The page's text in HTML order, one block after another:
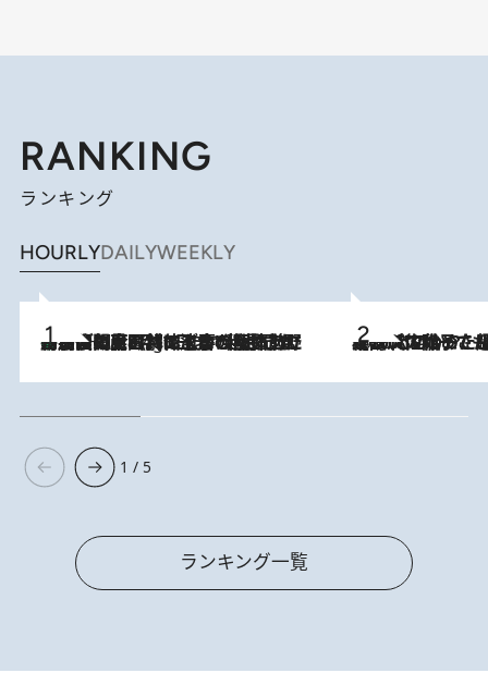
RANKING
ランキング
HOURLYDAILYWEEKLY
11 Hours Ago
「最後に見られてよかった」上野動物園の東園パンダ舎が解体前に特別公開。8月16日まで延長されたパネル展と共に辿る“半世紀”のパンダ飼育《解体工事の図面あり》 2026.8.5
【阿川佐和子さんの年とる力】なぜ70代で始めた趣味は“こんなに楽しい”のか？ ピアノ、俳句…スランプに陥っても続けられる“ある秘訣”とは
1 / 5
ランキング一覧